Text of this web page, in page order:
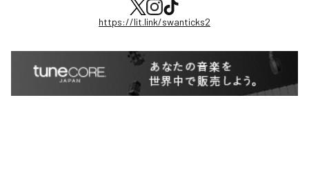
https://lit.link/swanticks2